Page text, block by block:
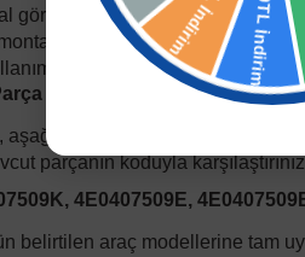
görünümünü koruyan estetik
Kodları:
aşağıdaki orijinal ekipman
parçanın koduyla
4E0407509E,
belirtilen araç modellerine tam